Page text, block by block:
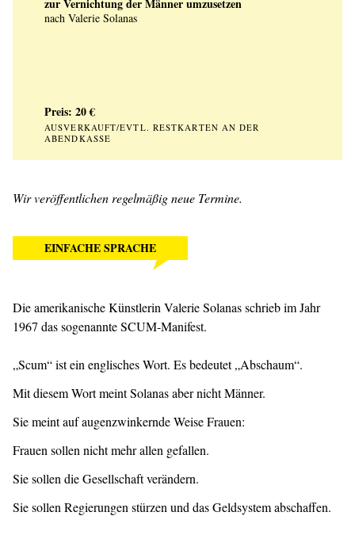
nach Valerie Solanas
Preis: 20 €
AUSVERKAUFT/EVTL. RESTKARTEN AN DER
ABENDKASSE
Wir veröffentlichen regelmäßig neue Termine.
EINFACHE SPRACHE
Die amerikanische Künstlerin Valerie Solanas schrieb im Jahr
1967 das sogenannte SCUM-Manifest.
„Scum“ ist ein englisches Wort. Es bedeutet „Abschaum“.
Mit diesem Wort meint Solanas aber nicht Männer.
Sie meint auf augenzwinkernde Weise Frauen:
Frauen sollen nicht mehr allen gefallen.
Sie sollen die Gesellschaft verändern.
Sie sollen Regierungen stürzen und das Geldsystem abschaffen.